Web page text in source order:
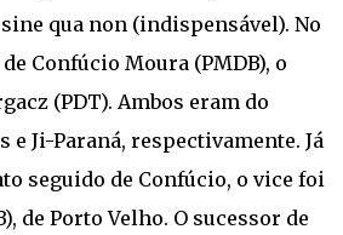
qua non (indispensável). No
Confúcio Moura (PMDB), o
(PDT). Ambos eram do
Ji-Paraná, respectivamente. Já
seguido de Confúcio, o vice foi
de Porto Velho. O sucessor de